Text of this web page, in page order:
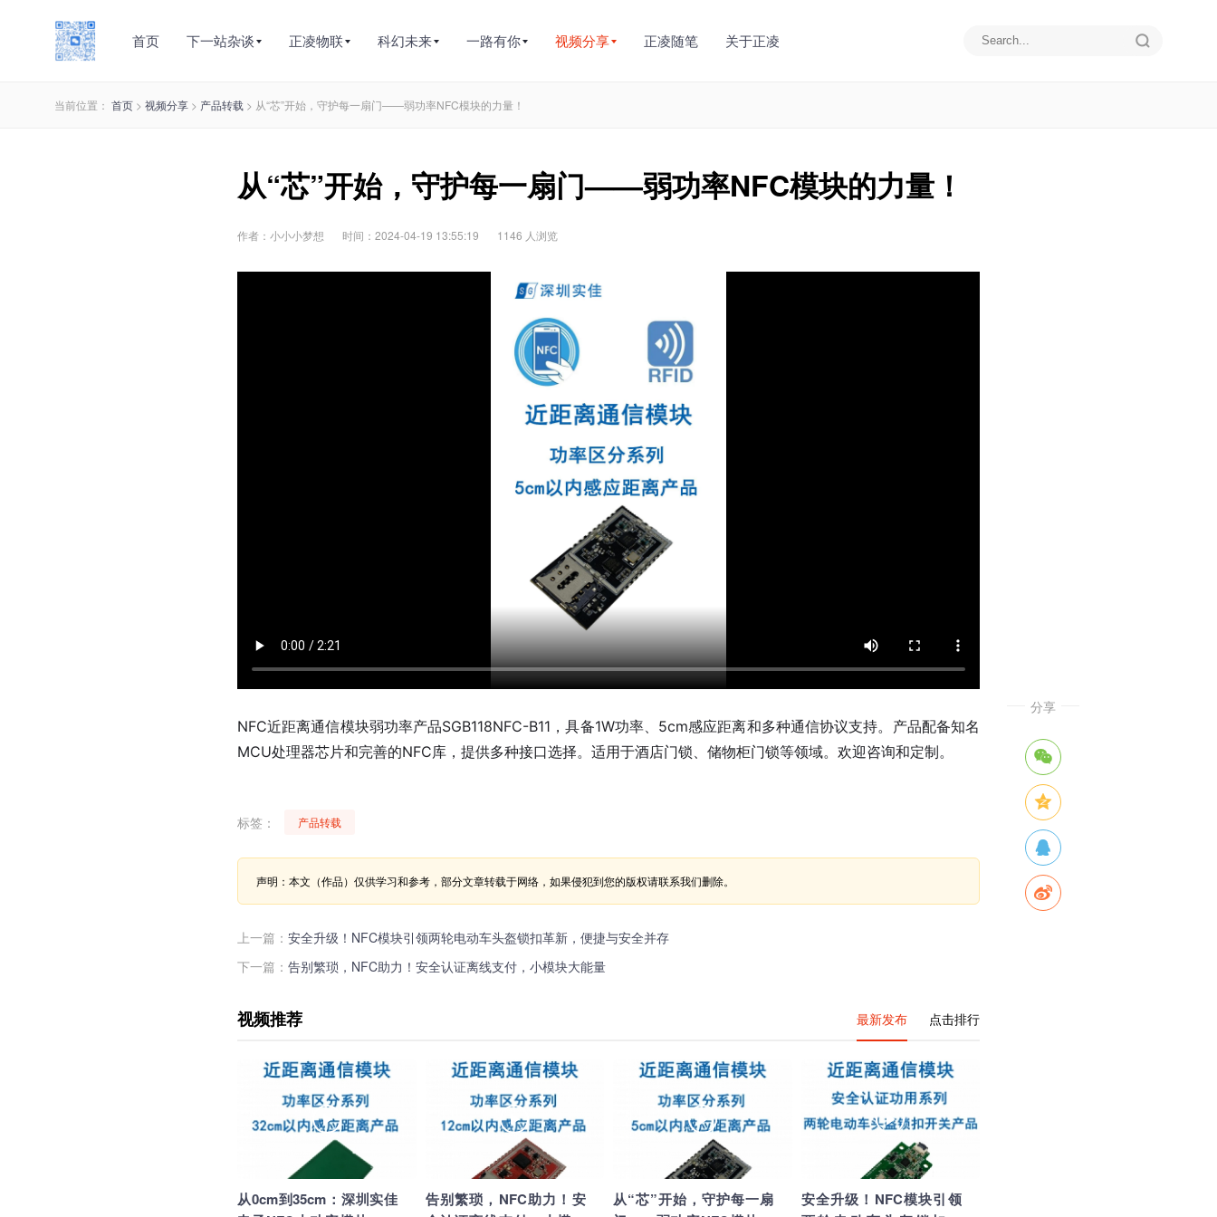
首页 下一站杂谈 正凌物联 科幻未来 一路有你 视频分享 正凌随笔 关于正凌
当前位置： 首页 > 视频分享 > 产品转载 > 从“芯”开始，守护每一扇门——弱功率NFC模块的力量！
从“芯”开始，守护每一扇门——弱功率NFC模块的力量！
作者：小小小梦想 时间：2024-04-19 13:55:19 1146 人浏览
NFC近距离通信模块弱功率产品SGB118NFC-B11，具备1W功率、5cm感应距离和多种通信协议支持。产品配备知名
MCU处理器芯片和完善的NFC库，提供多种接口选择。适用于酒店门锁、储物柜门锁等领域。欢迎咨询和定制。
标签： 产品转载
声明：本文（作品）仅供学习和参考，部分文章转载于网络，如果侵犯到您的版权请联系我们删除。
上一篇： 安全升级！NFC模块引领两轮电动车头盔锁扣革新，便捷与安全并存
下一篇： 告别繁琐，NFC助力！安全认证离线支付，小模块大能量
分享
视频推荐 最新发布 点击排行
从0cm到35cm：深圳实佳
告别繁琐，NFC助力！安
从“芯”开始，守护每一扇
安全升级！NFC模块引领